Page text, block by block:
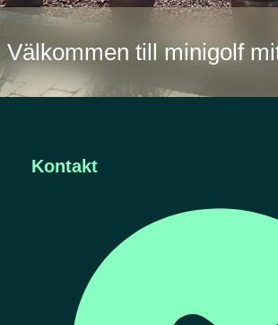
Välkommen till minigolf
Kontakt